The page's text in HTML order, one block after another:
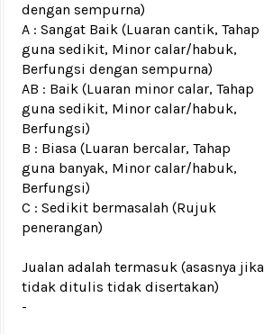
dengan sempurna)
A : Sangat Baik (Luaran cantik, Tahap
guna sedikit, Minor calar/habuk,
Berfungsi dengan sempurna)
AB : Baik (Luaran minor calar, Tahap
guna sedikit, Minor calar/habuk,
Berfungsi)
B : Biasa (Luaran bercalar, Tahap
guna banyak, Minor calar/habuk,
Berfungsi)
C : Sedikit bermasalah (Rujuk
penerangan)
Jualan adalah termasuk (asasnya jika
tidak ditulis tidak disertakan)
-